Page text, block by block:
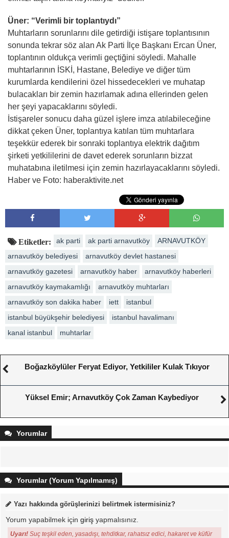
Üner: “Verimli bir toplantıydı”
Muhtarların sorunlarını dile getirdiği istişare toplantısının
sonunda tekrar söz alan Ak Parti İlçe Başkanı Ercan Üner,
toplantının oldukça verimli geçtiğini söyledi. Mahalle
muhtarlarının İSKİ, Hastane, Belediye ve diğer tüm
kurumlarda kendilerini özel hissedecekleri ve muhatap
bulacakları bir zemin hazırlamak adına ellerinden gelen
her şeyi yapacaklarını söyledi.
İstişareler sonucu daha güzel işlere imza atılabileceğine
dikkat çeken Üner, toplantıya katılan tüm muhtarlara
teşekkür ederek bir sonraki toplantıya elektrik dağıtım
şirketi yetkililerini de davet ederek sorunların bizzat
muhatabına iletilmesi için zemin hazırlayacaklarını söyledi.
Haber ve Foto: haberaktivite.net
Etiketler: ak parti ak parti arnavutköy
ARNAVUTKÖY
arnavutköy belediyesi
arnavutköy devlet hastanesi
arnavutköy gazetesi
arnavutköy haber
arnavutköy haberleri
arnavutköy kaymakamlığı
arnavutköy muhtarları
arnavutköy son dakika haber
iett
istanbul
istanbul büyükşehir belediyesi
istanbul havalimanı
kanal istanbul
muhtarlar
Boğazköylüler Feryat Ediyor, Yetkililer Kulak Tıkıyor
Yüksel Emir; Arnavutköy Çok Zaman Kaybediyor
Yorumlar
Yorumlar (Yorum Yapılmamış)
Yazı hakkında görüşlerinizi belirtmek istermisiniz?
Yorum yapabilmek için giriş yapmalısınız.
Uyarı! Suç teşkil eden, yasadışı, tehditkar, rahatsız edici, hakaret ve küfür